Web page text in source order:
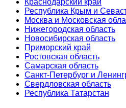
Республика Крым и
Москва и Московская
Нижегородская область
Новосибирская область
Приморский край
Ростовская область
Самарская область
Санкт-Петербург и
Свердловская область
Республика Татарстан